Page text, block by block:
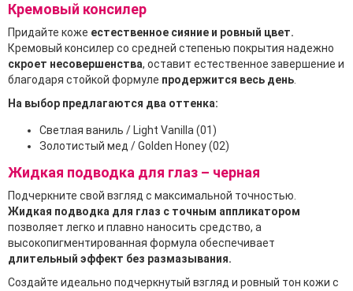
Кремовый консилер
Придайте коже естественное сияние и ровный цвет.
Кремовый консилер со средней степенью покрытия надежно
скроет несовершенства, оставит естественное завершение и
благодаря стойкой формуле продержится весь день
На выбор предлагаются два оттенка:
Светлая ваниль / Light Vanilla (01)
Золотистый мед / Golden Honey (02)
Жидкая подводка для глаз – черная
Подчеркните свой взгляд с максимальной точностью.
Жидкая подводка для глаз с точным аппликатором
позволяет легко и плавно наносить средство, а
высокопигментированная формула обеспечивает
длительный эффект без размазывания.
Создайте идеально подчеркнутый взгляд и ровный тон кожи с